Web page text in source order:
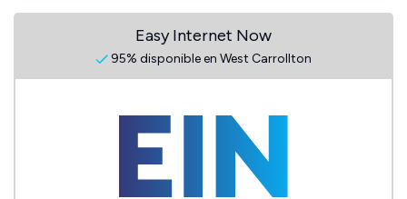
Easy Internet Now
95% disponible en West Carrollton